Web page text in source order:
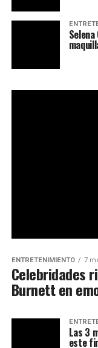
ENTRETENIMIENTO 7
Celebridades
Burnett en
Las 3
este